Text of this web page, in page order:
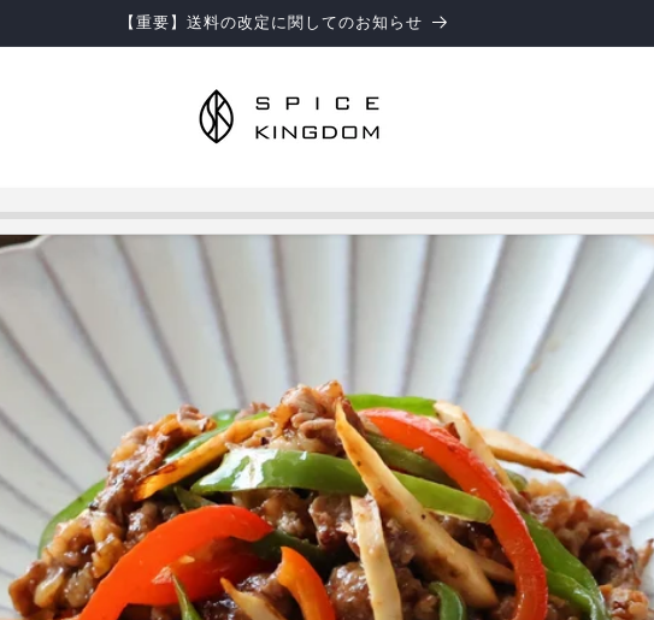
【お知らせ】お盆期間中の商品のお届けとお問い合わせ対応につきまして